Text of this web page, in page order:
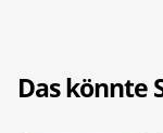
Das könnte